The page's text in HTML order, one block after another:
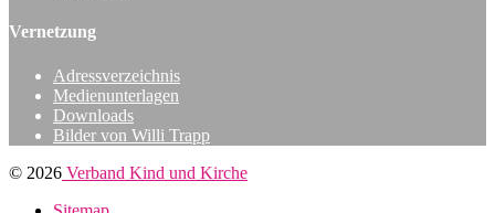
Vernetzung
Adressverzeichnis
Medienunterlagen
Downloads
Bilder von Willi Trapp
© 2026 Verband Kind und Kirche